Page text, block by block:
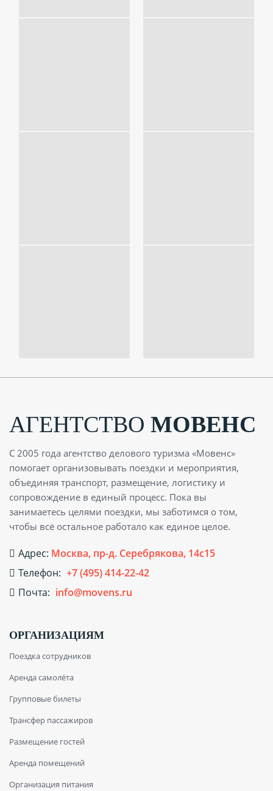
АГЕНТСТВО МОВЕНС
С 2005 года агентство делового туризма «Мовенс»
помогает организовывать поездки и мероприятия,
объединяя транспорт, размещение, логистику и
сопровождение в единый процесс. Пока вы
занимаетесь целями поездки, мы заботимся о том,
чтобы всё остальное работало как единое целое.
Адрес: Москва, пр-д. Серебрякова, 14с15
Телефон: +7 (495) 414-22-42
Почта: info@movens.ru
ОРГАНИЗАЦИЯМ
Поездка сотрудников
Аренда самолёта
Групповые билеты
Трансфер пассажиров
Размещение гостей
Аренда помещений
Организация питания